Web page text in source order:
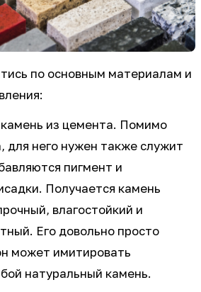
по основным материалам и
из цемента. Помимо
для него нужен также служит
пигмент и
Получается камень
влагостойкий и
Его довольно просто
может имитировать
натуральный камень.